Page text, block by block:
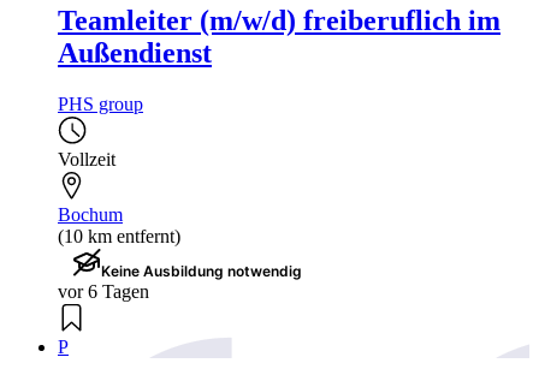
Teamleiter (m/w/d) freiberuflich im
Außendienst
PHS group
Vollzeit
Bochum
(10 km entfernt)
Keine Ausbildung notwendig
vor 6 Tagen
P